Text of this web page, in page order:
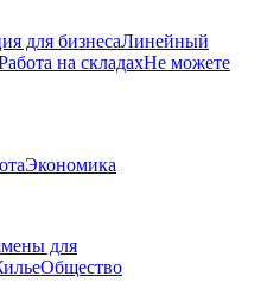
для бизнесаЛинейный
на складахНе можете
Экономика
для
Общество